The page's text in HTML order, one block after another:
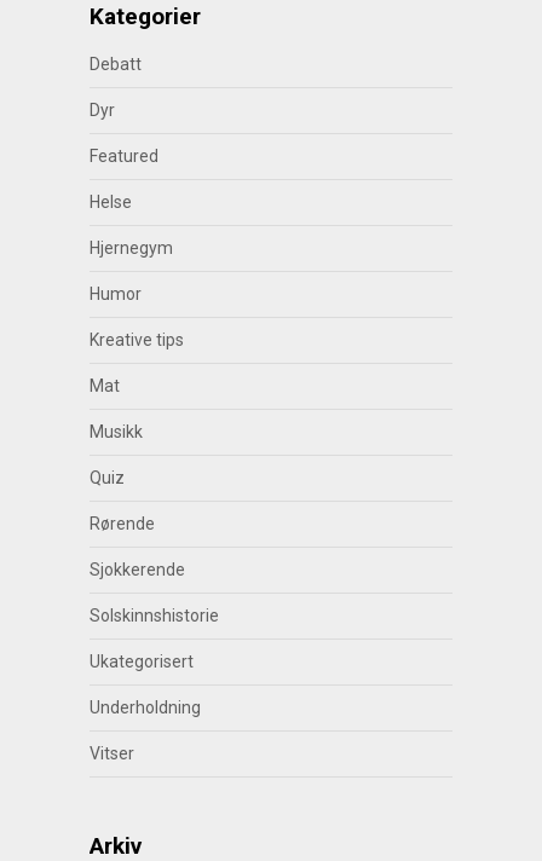
Kategorier
Debatt
Dyr
Featured
Helse
Hjernegym
Humor
Kreative tips
Mat
Musikk
Quiz
Rørende
Sjokkerende
Solskinnshistorie
Ukategorisert
Underholdning
Vitser
Arkiv